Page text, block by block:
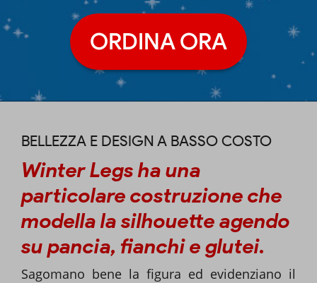
ORDINA ORA
BELLEZZA E DESIGN A BASSO COSTO
Winter Legs ha una
particolare costruzione che
modella la silhouette agendo
su pancia, fianchi e glutei.
Sagomano bene la figura ed evidenziano il